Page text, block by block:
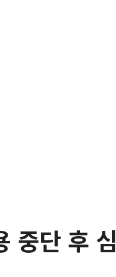
중단 후